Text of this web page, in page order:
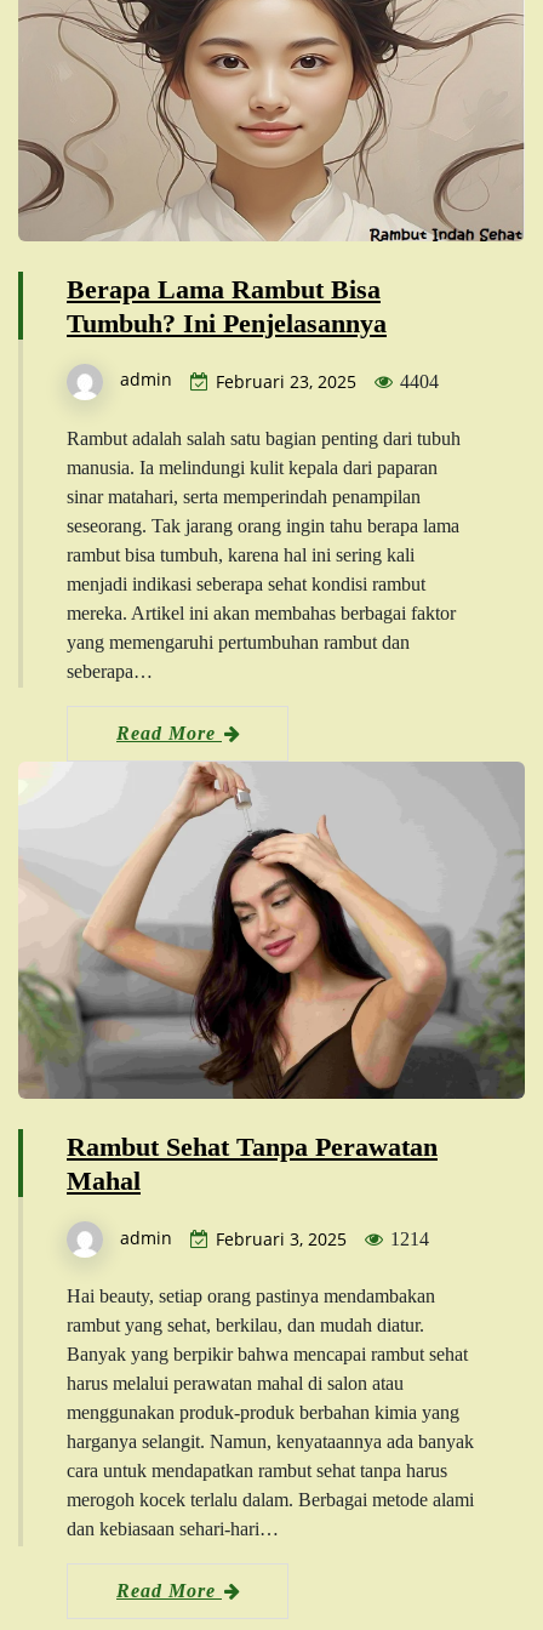
Berapa Lama Rambut Bisa
Tumbuh? Ini Penjelasannya
admin Februari 23, 2025 4404
Rambut adalah salah satu bagian penting dari tubuh
manusia. Ia melindungi kulit kepala dari paparan
sinar matahari, serta memperindah penampilan
seseorang. Tak jarang orang ingin tahu berapa lama
rambut bisa tumbuh, karena hal ini sering kali
menjadi indikasi seberapa sehat kondisi rambut
mereka. Artikel ini akan membahas berbagai faktor
yang memengaruhi pertumbuhan rambut dan
seberapa…
Read More
Rambut Sehat Tanpa Perawatan
Mahal
admin Februari 3, 2025 1214
Hai beauty, setiap orang pastinya mendambakan
rambut yang sehat, berkilau, dan mudah diatur.
Banyak yang berpikir bahwa mencapai rambut sehat
harus melalui perawatan mahal di salon atau
menggunakan produk-produk berbahan kimia yang
harganya selangit. Namun, kenyataannya ada banyak
cara untuk mendapatkan rambut sehat tanpa harus
merogoh kocek terlalu dalam. Berbagai metode alami
dan kebiasaan sehari-hari…
Read More